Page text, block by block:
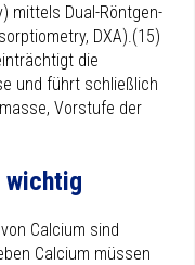
mittels Dual-Röntgen-
DXA).(15)
die
und führt schließlich
Vorstufe der
wichtig
Calcium sind
Calcium müssen